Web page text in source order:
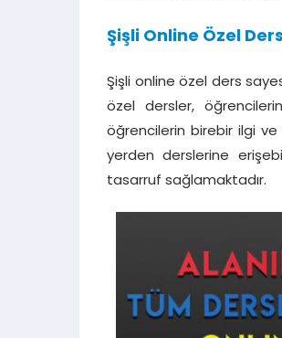
Şişli Online Özel Ders
Şişli online özel ders
özel dersler,
öğrencilerin birebir ilgi ve
yerden derslerine
tasarruf sağlamaktadır.